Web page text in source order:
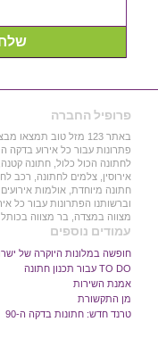
שלח
פרופיל החברה
לחתונה הכול כלול, חתונה
אירוסין, צלמים לחתונה, רכב
חתונה מיוחדת, אולמות
מצווה במצדה, בר מצווה בכותל
עמודים נוספים
חופשה במלונות היוקרה של
TO DO עבור תכנון חתונה
אמנת השירות
מן התקשורת
טרנד חדש: חתונות בדקה ה-90